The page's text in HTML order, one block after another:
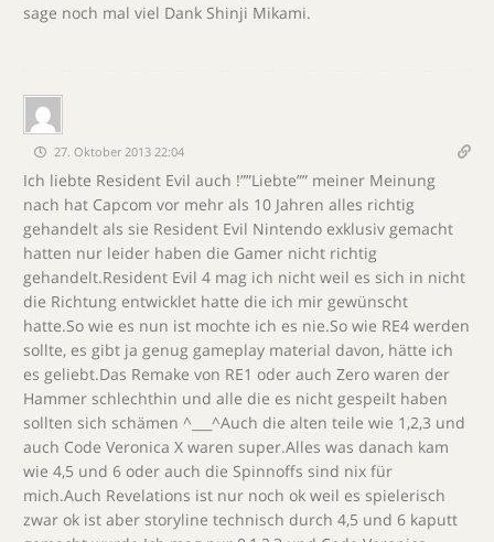
sage noch mal viel Dank Shinji Mikami.
27. Oktober 2013 22:04
Ich liebte Resident Evil auch !””Liebte”” meiner Meinung
nach hat Capcom vor mehr als 10 Jahren alles richtig
gehandelt als sie Resident Evil Nintendo exklusiv gemacht
hatten nur leider haben die Gamer nicht richtig
gehandelt.Resident Evil 4 mag ich nicht weil es sich in nicht
die Richtung entwicklet hatte die ich mir gewünscht
hatte.So wie es nun ist mochte ich es nie.So wie RE4 werden
sollte, es gibt ja genug gameplay material davon, hätte ich
es geliebt.Das Remake von RE1 oder auch Zero waren der
Hammer schlechthin und alle die es nicht gespeilt haben
sollten sich schämen ^___^Auch die alten teile wie 1,2,3 und
auch Code Veronica X waren super.Alles was danach kam
wie 4,5 und 6 oder auch die Spinnoffs sind nix für
mich.Auch Revelations ist nur noch ok weil es spielerisch
zwar ok ist aber storyline technisch durch 4,5 und 6 kaputt